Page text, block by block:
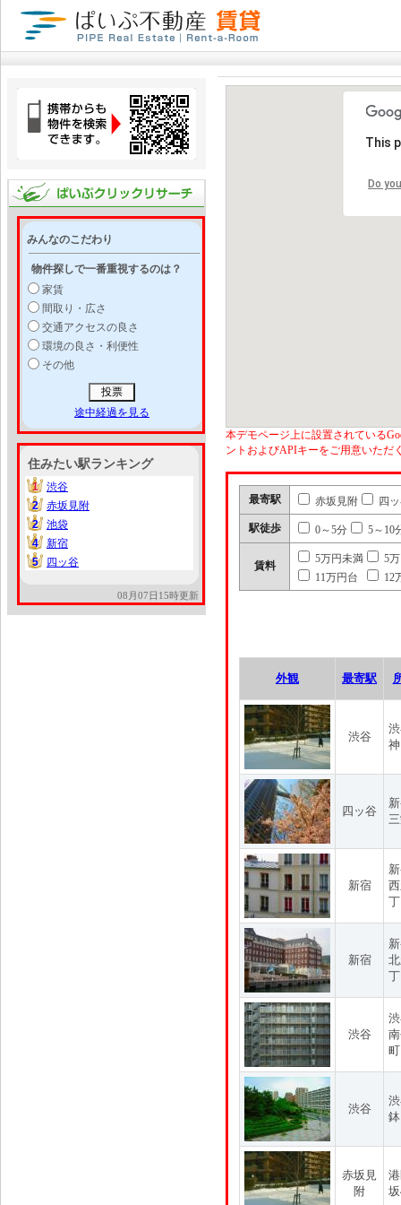
みんなのこだわり
物件探しで一番重視するのは？
家賃
間取り・広さ
交通アクセスの良さ
環境の良さ・利便性
その他
途中経過を見る
住みたい駅ランキング
1
1
渋谷
2
2
赤坂見附
2
2
池袋
4
4
新宿
5
5 四ッ谷
08月07日15時更新
This
Do
本デモページ上に設置されている
ントおよびAPIキーをご用意いただ
最寄駅 赤坂見附 四
駅徒歩 0～5分 5～10
賃料
5万円未満
5
11万円台
12
外観 最寄駅
渋谷
四ッ谷
新宿
新宿
渋谷
渋谷
赤坂見
附